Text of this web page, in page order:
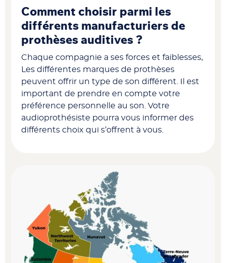
Comment choisir parmi les
différents manufacturiers de
prothèses auditives ?
Chaque compagnie a ses forces et faiblesses,
Les différentes marques de prothèses
peuvent offrir un type de son différent. Il est
important de prendre en compte votre
préférence personnelle au son. Votre
audioprothésiste pourra vous informer des
différents choix qui s’offrent à vous.